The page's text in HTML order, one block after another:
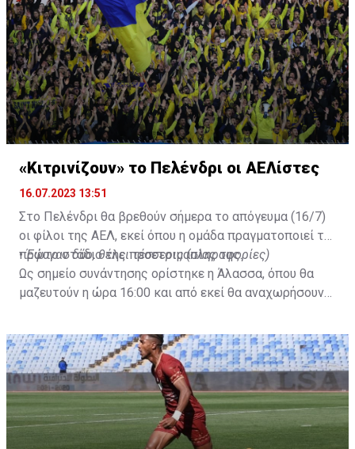
«Κιτρινίζουν» το Πελένδρι οι ΑΕΛίστες
16.07.2023 13:51
Στο Πελένδρι θα βρεθούν σήμερα το απόγευμα (16/7)
οι φίλοι της ΑΕΛ, εκεί όπου η ομάδα πραγματοποιεί το
πρώτο στάδιο της προετοιμασίας της.
•Έφυγαν δύο, θέλει τέσσερις (πληροφορίες)
Ως σημείο συνάντησης ορίστηκε η Άλασσα, όπου θα
μαζευτούν η ώρα 16:00 και από εκεί θα αναχωρήσουν
δώοσυν το παρών τους στην απογευματινή προπόνηση
της ομάδας.